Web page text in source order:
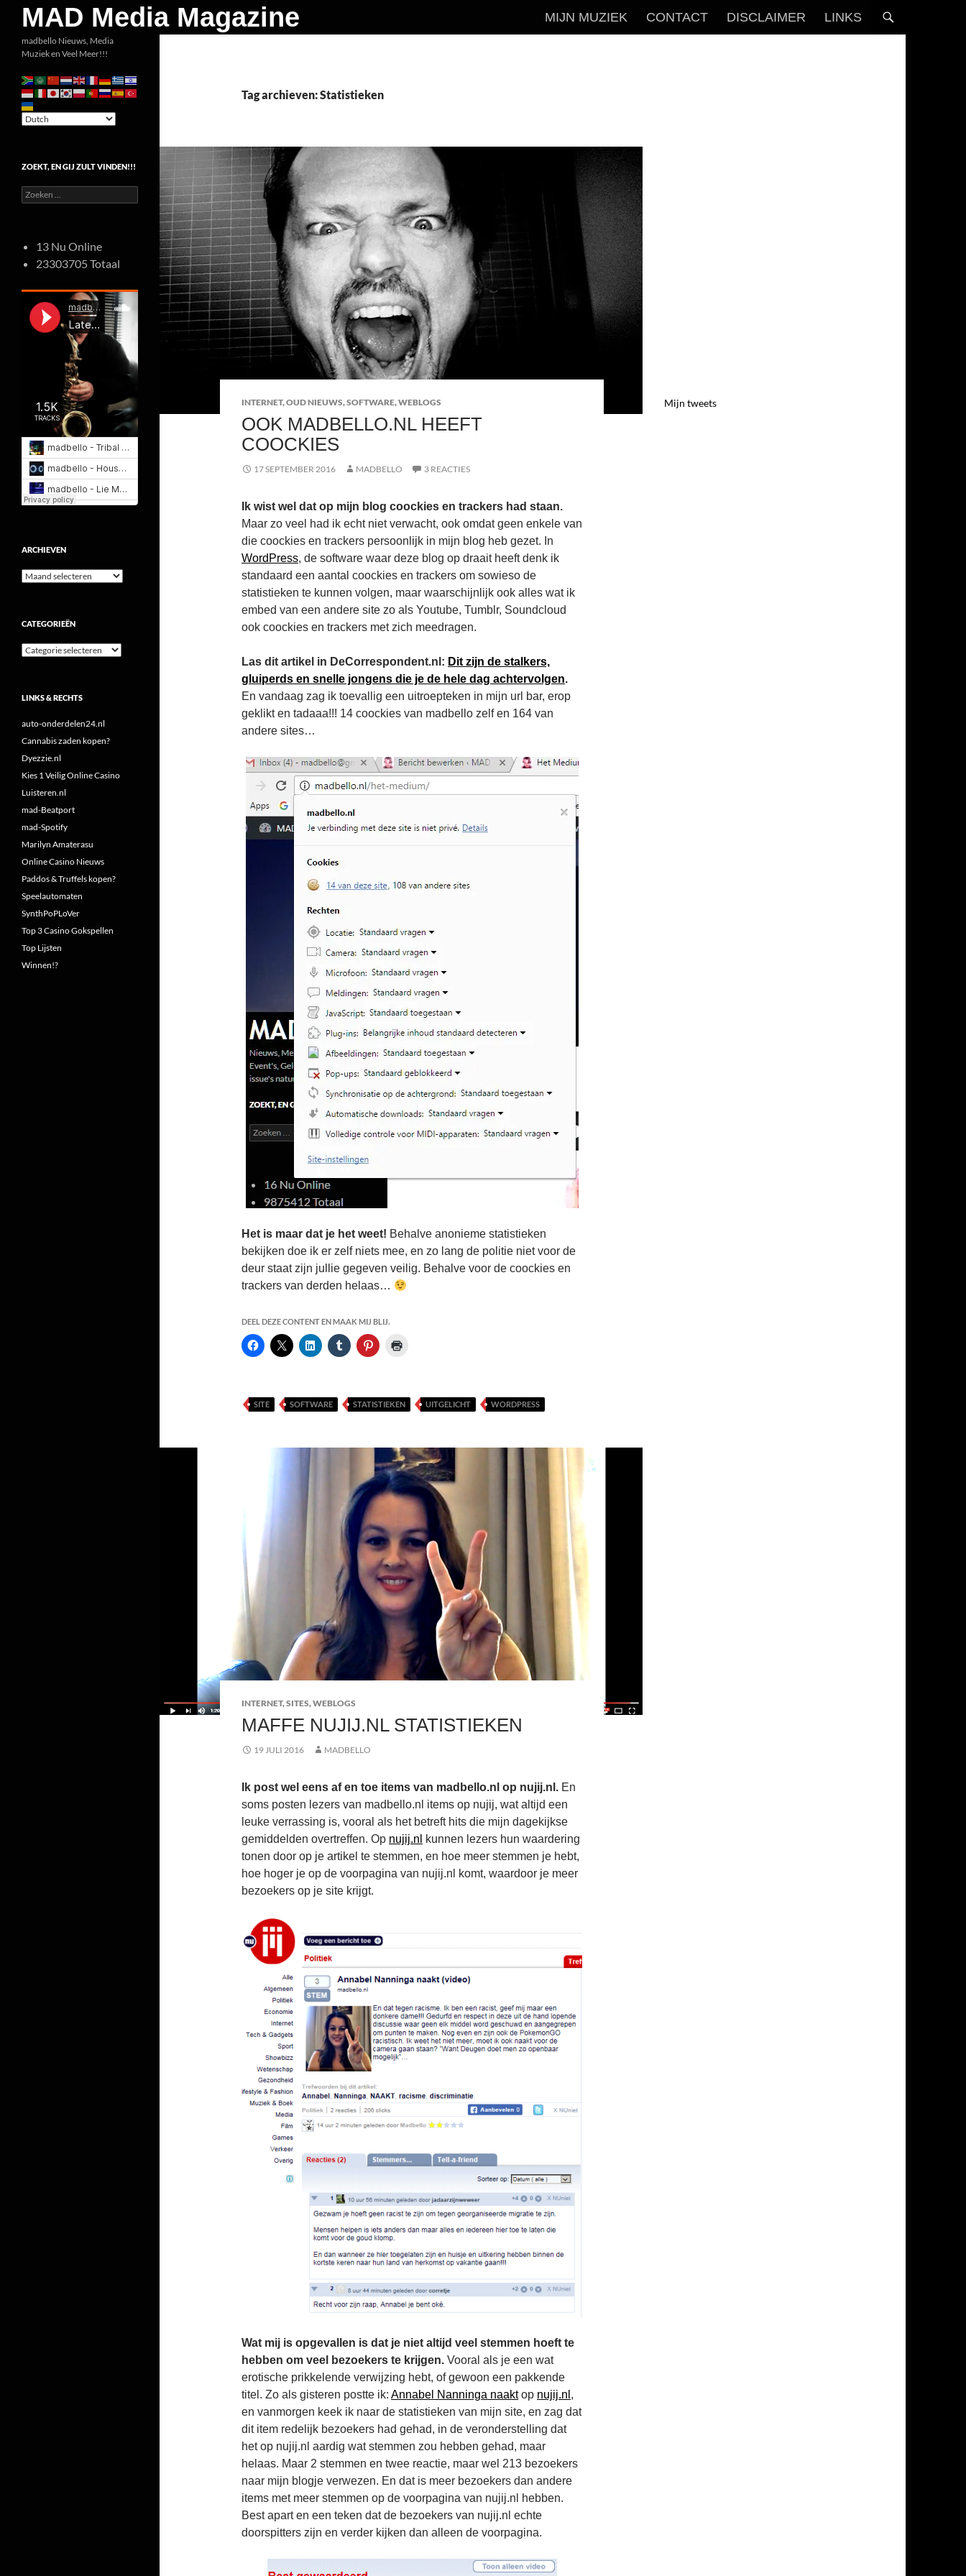
inhoud
MAD Media Magazine
Zoeken
MIJN MUZIEK CONTACT DISCLAIMER LINKS
Tag archieven: Statistieken
INTERNET,OUD NIEUWS,SOFTWARE,WEBLOGS
OOK MADBELLO.NL HEEFT
COOCKIES
17 SEPTEMBER 2016 MADBELLO 3 REACTIES
Ik wist wel dat op mijn blog coockies en trackers had staan.
Maar zo veel had ik echt niet verwacht, ook omdat geen enkele van
die coockies en trackers persoonlijk in mijn blog heb gezet. In
WordPress, de software waar deze blog op draait heeft denk ik
standaard een aantal coockies en trackers om sowieso de
statistieken te kunnen volgen, maar waarschijnlijk ook alles wat ik
embed van een andere site zo als Youtube, Tumblr, Soundcloud
ook coockies en trackers met zich meedragen.
Las dit artikel in DeCorrespondent.nl: Dit zijn de stalkers,
gluiperds en snelle jongens die je de hele dag achtervolgen.
En vandaag zag ik toevallig een uitroepteken in mijn url bar, erop
geklikt en tadaaa!!! 14 coockies van madbello zelf en 164 van
andere sites…
Het is maar dat je het weet! Behalve anonieme statistieken
bekijken doe ik er zelf niets mee, en zo lang de politie niet voor de
deur staat zijn jullie gegeven veilig. Behalve voor de coockies en
trackers van derden helaas…
DEEL DEZE CONTENT EN MAAK MIJ BLIJ.
SITE SOFTWARE STATISTIEKEN UITGELICHT WORDPRESS
INTERNET,SITES,WEBLOGS
MAFFE NUJIJ.NL STATISTIEKEN
19 JULI 2016 MADBELLO
Ik post wel eens af en toe items van madbello.nl op nujij.nl. En
soms posten lezers van madbello.nl items op nujij, wat altijd een
leuke verrassing is, vooral als het betreft hits die mijn dagekijkse
gemiddelden overtreffen. Op nujij.nl
kunnen lezers hun waardering
tonen door op je artikel te stemmen, en hoe meer stemmen je hebt,
hoe hoger je op de voorpagina van nujij.nl komt, waardoor je meer
bezoekers op je site krijgt.
Wat mij is opgevallen is dat je niet altijd veel stemmen hoeft te
hebben om veel bezoekers te krijgen. Vooral als je een wat
erotische prikkelende verwijzing hebt, of gewoon een pakkende
titel. Zo als gisteren postte ik: Annabel Nanninga naaktop nujij.nl ,
en vanmorgen keek ik naar de statistieken van mijn site, en zag dat
dit item redelijk bezoekers had gehad, in de veronderstelling dat
het op nujij.nl aardig wat stemmen zou hebben gehad, maar
helaas. Maar 2 stemmen en twee reactie, maar wel 213 bezoekers
naar mijn blogje verwezen. En dat is meer bezoekers dan andere
items met meer stemmen op de voorpagina van nujij.nl hebben.
Best apart en een teken dat de bezoekers van nujij.nl echte
doorspitters zijn en verder kijken dan alleen de voorpagina.
Mijn tweets
madbello Nieuws, Media
Muziek en Veel Meer!!!
ZOEKT, EN GIJ ZULT VINDEN!!!
Zoeken
naar:
13 Nu Online
23303705 Totaal
ARCHIEVEN
Archieven
CATEGORIEËN
Categorieën
LINKS & RECHTS
auto-onderdelen24.nl
Cannabis zaden kopen?
Dyezzie.nl
Kies 1 Veilig Online Casino
Luisteren.nl
mad-Beatport
mad-Spotify
Marilyn Amaterasu
Online Casino Nieuws
Paddos & Truffels kopen?
Speelautomaten
SynthPoPLoVer
Top 3 Casino Gokspellen
Top Lijsten
Winnen!?